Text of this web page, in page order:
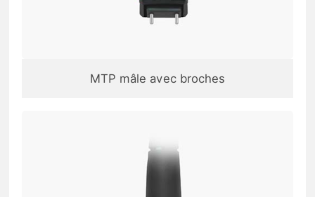
MTP mâle avec broches